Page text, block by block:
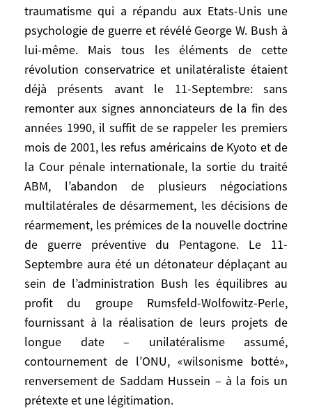
traumatisme qui a répandu aux Etats-Unis une
psychologie de guerre et révélé George W. Bush à
lui-même. Mais tous les éléments de cette
révolution conservatrice et unilatéraliste étaient
déjà présents avant le 11-Septembre: sans
remonter aux signes annonciateurs de la fin des
années 1990, il suffit de se rappeler les premiers
mois de 2001, les refus américains de Kyoto et de
la Cour pénale internationale, la sortie du traité
ABM, l’abandon de plusieurs négociations
multilatérales de désarmement, les décisions de
réarmement, les prémices de la nouvelle doctrine
de guerre préventive du Pentagone. Le 11-
Septembre aura été un détonateur déplaçant au
sein de l’administration Bush les équilibres au
profit du groupe Rumsfeld-Wolfowitz-Perle,
fournissant à la réalisation de leurs projets de
longue date – unilatéralisme assumé,
contournement de l’ONU, «wilsonisme botté»,
renversement de Saddam Hussein – à la fois un
prétexte et une légitimation.
autres peuples du monde – soit qu’ils
soient trop exaspérés par l’hégémonie
américaine pour passer de la compassion à
l’égard des victimes à la compréhension de
la politique américaine, soit qu’ils soient
eux-mêmes relativement blasés face au
terrorisme pour l’avoir subi et en avoir
triomphé antérieurement – aient sous-
estimé ce traumatisme qui a répandu aux
Etats-Unis une psychologie de guerre et
révélé George W. Bush à lui-même. Mais
tous les éléments de cette révolution
conservatrice et unilatéraliste étaient déjà
présents avant le 11-Septembre: sans
remonter aux signes annonciateurs de la
fin des années 1990, il suffit de se rappeler
les premiers mois de 2001, les refus
américains de Kyoto et de la Cour pénale
internationale, la sortie du traité ABM,
l’abandon de plusieurs négociations
multilatérales de désarmement, les
décisions de réarmement, les prémices de
la nouvelle doctrine de guerre préventive